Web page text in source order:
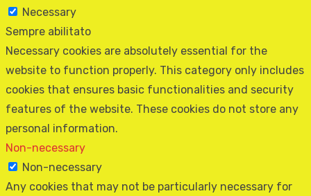
Necessary
Sempre abilitato
Necessary cookies are absolutely essential for the
website to function properly. This category only includes
cookies that ensures basic functionalities and security
features of the website. These cookies do not store any
personal information.
Non-necessary
Non-necessary
Any cookies that may not be particularly necessary for